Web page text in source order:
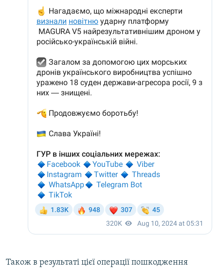
Також в результаті цієї операції пошкодження